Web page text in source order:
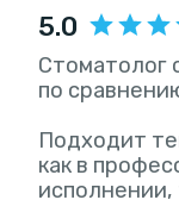
5.0
Стоматолог
по
Подходит
как в
исполнении,